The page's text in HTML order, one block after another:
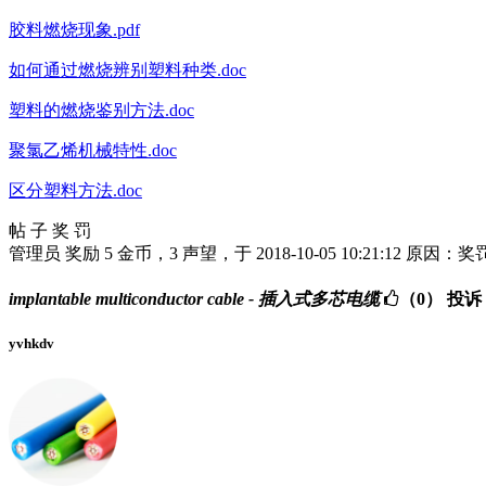
胶料燃烧现象.pdf
如何通过燃烧辨别塑料种类.doc
塑料的燃烧鉴别方法.doc
聚氯乙烯机械特性.doc
区分塑料方法.doc
帖 子 奖 罚
管理员 奖励 5 金币，3 声望，于 2018-10-05 10:21:12 原因：奖
implantable multiconductor cable - 插入式多芯电缆 （0） 投诉
yvhkdv